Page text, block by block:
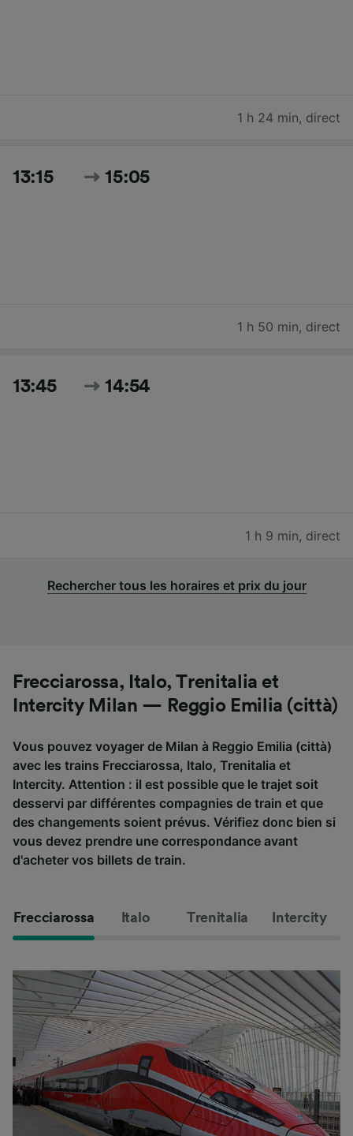
1 h 24 min, direct
13:15 15:05
1 h 50 min, direct
13:45 14:54
1 h 9 min, direct
Rechercher tous les horaires et prix du jour
Frecciarossa, Italo, Trenitalia et
Intercity Milan — Reggio Emilia (città)
Vous pouvez voyager de Milan à Reggio Emilia (città)
avec les trains Frecciarossa, Italo, Trenitalia et
Intercity. Attention : il est possible que le trajet soit
desservi par différentes compagnies de train et que
des changements soient prévus. Vérifiez donc bien si
vous devez prendre une correspondance avant
d'acheter vos billets de train.
Frecciarossa Italo Trenitalia Intercity